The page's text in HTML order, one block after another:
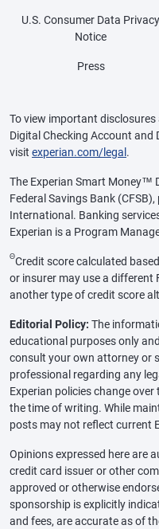
U.S. Consumer Data Privacy
Notice
Press
To view important
Digital Checking Account and
visit experian.com/legal .
The Experian Smart Money™
Federal Savings Bank
International. Banking
Experian is a Program
ΘCredit score calculated
or insurer may use a different
another type of credit score
Editorial Policy: The
educational purposes only
consult your own attorney or
professional regarding any
Experian policies change
the time of writing. While
posts may not reflect current
Opinions expressed here are
credit card issuer or other
approved or otherwise
sponsorship is explicitly
and fees, are accurate as of